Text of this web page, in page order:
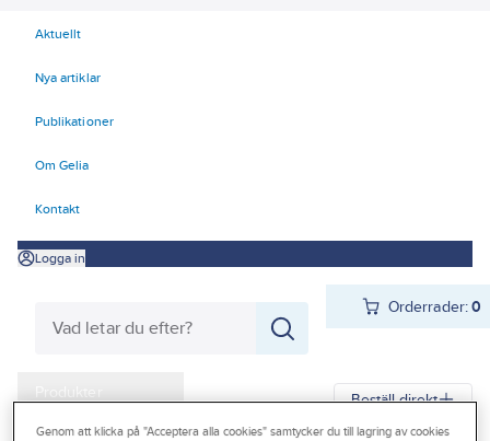
Aktuellt
Nya artiklar
Publikationer
Om Gelia
Kontakt
Logga in
Orderrader:0
Produkter
Kampanjer
Beställ direkt
Genom att klicka på "Acceptera alla cookies" samtycker du till lagring av cookies